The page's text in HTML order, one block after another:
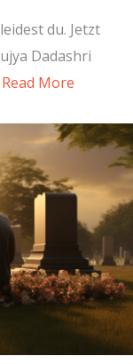
du. Jetzt
Dadashri
Read More